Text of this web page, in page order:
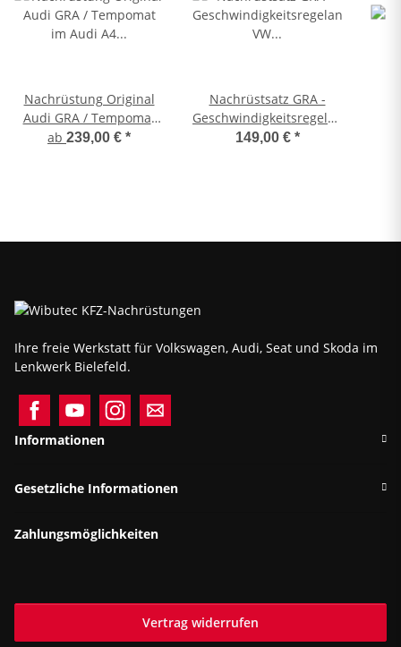
Nachrüstung Original
Audi GRA / Tempomat
im Audi A4 8E + 8H
ab 239,00 € *
Nachrüstsatz GRA -
Geschwindigkeitsregelanlage
VW Golf VI bis 04/2010
149,00 € *
Ihre freie Werkstatt für Volkswagen, Audi, Seat und Skoda im
Lenkwerk Bielefeld.
Informationen
Gesetzliche Informationen
Zahlungsmöglichkeiten
Vertrag widerrufen